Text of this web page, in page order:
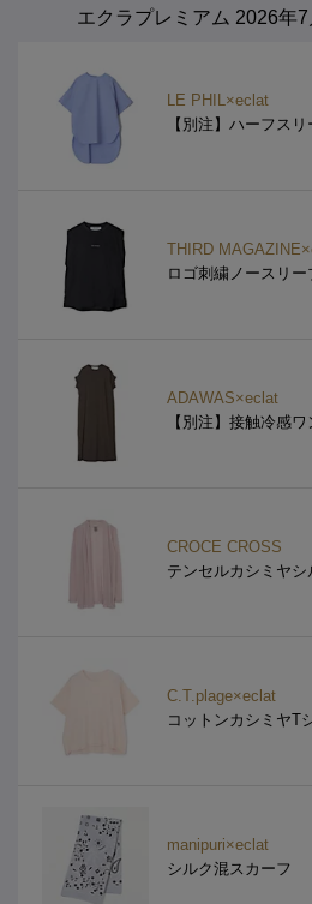
エクラプレミアム 2026年
LE PHIL×eclat
【別注】ハーフス
THIRD
ロゴ刺繍ノースリー
ADAWAS×eclat
【別注】接触冷感
CROCE CROSS
テンセルカシミヤ
C.T.plage×eclat
コットンカシミヤT
manipuri×eclat
シルク混スカーフ